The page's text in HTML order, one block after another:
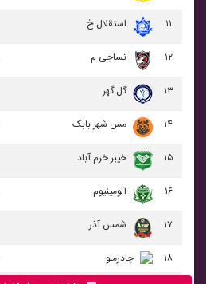
۱۱ استقلال خ
۱۲ نساجی م
۱۳ گل گهر
۱۴ مس شهر بابک
۱۵ خيبر خرم آباد
۱۶ آلومينيوم
۱۷ شمس آذر
۱۸ چادرملو